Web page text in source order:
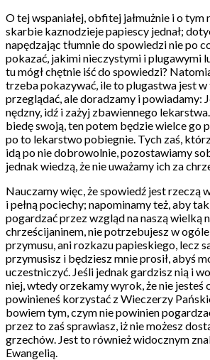
O tej wspaniałej, obfitej jałmużnie i o
skarbie kaznodzieje papiescy jednał;
napędzając tłumnie do spowiedzi nie po
pokazać, jakimi nieczystymi i plugawymi
tu mógł chętnie iść do spowiedzi?
trzeba pokazywać, ile to plugastwa jest w
przeglądać, ale doradzamy i powiadamy:
nędzny, idź i zażyj zbawiennego
biedę swoją, ten potem będzie wielce go
po to lekarstwo pobiegnie. Tych zaś,
idą po nie dobrowolnie, pozostawiamy
jednak wiedzą, że nie uważamy ich za
Nauczamy więc, że spowiedź jest rzeczą
i pełną pociechy; napominamy też, aby
pogardzać przez wzgląd na naszą wielką
chrześcijaninem, nie potrzebujesz w
przymusu, ani rozkazu papieskiego, lecz
przymusisz i będziesz mnie prosił, abyś
uczestniczyć. Jeśli jednak gardzisz nią i
niej, wtedy orzekamy wyrok, że nie jesteś
powinieneś korzystać z Wieczerzy
bowiem tym, czym nie powinien
przez to zaś sprawiasz, iż nie możesz
grzechów. Jest to również widocznym
Ewangelią.